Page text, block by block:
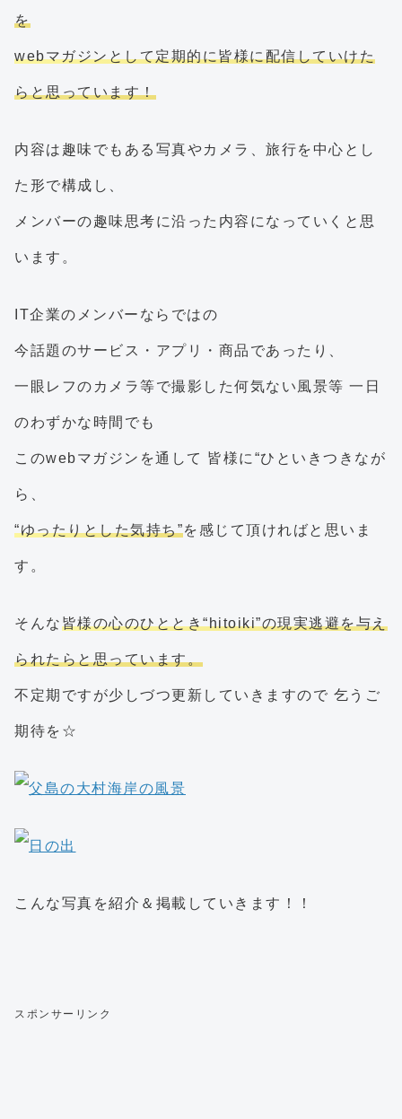
を
webマガジンとして定期的に皆様に配信していけた
らと思っています！
内容は趣味でもある写真やカメラ、旅行を中心とし
た形で構成し、
メンバーの趣味思考に沿った内容になっていくと思
います。
IT企業のメンバーならではの
今話題のサービス・アプリ・商品であったり、
一眼レフのカメラ等で撮影した何気ない風景等 一日
のわずかな時間でも
このwebマガジンを通して 皆様に“ひといきつきなが
ら、
“ゆったりとした気持ち”を感じて頂ければと思いま
す。
そんな皆様の心のひととき“hitoiki”の現実逃避を与え
られたらと思っています。
不定期ですが少しづつ更新していきますので 乞うご
期待を☆
こんな写真を紹介＆掲載していきます！！
スポンサーリンク